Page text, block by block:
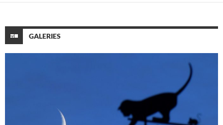
GALERIES